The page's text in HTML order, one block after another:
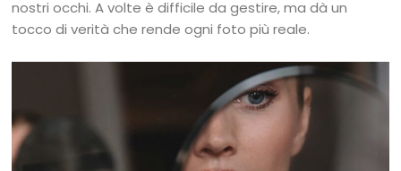
nostri occhi. A volte è difficile da gestire, ma dà un
tocco di verità che rende ogni foto più reale.